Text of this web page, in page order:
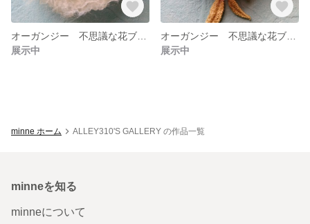
展示中
展示中
minne ホーム ALLEY310'S GALLERY の作品一覧
minneを知る
minneについて